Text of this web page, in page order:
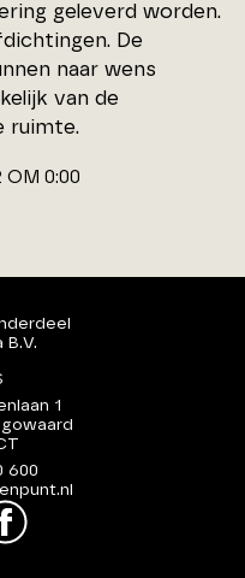
geleverd worden.
De
naar wens
van de
ruimte.
OM 0:00
B.V.
1
600